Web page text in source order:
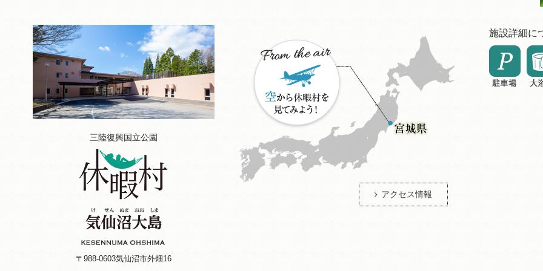
三陸復興国立公園
〒988-0603気仙沼市外畑16
アクセス情報
施設詳細に